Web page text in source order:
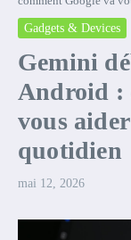
Gadgets & Devices
Gemini
Android :
vous
quotidien
mai 12, 2026